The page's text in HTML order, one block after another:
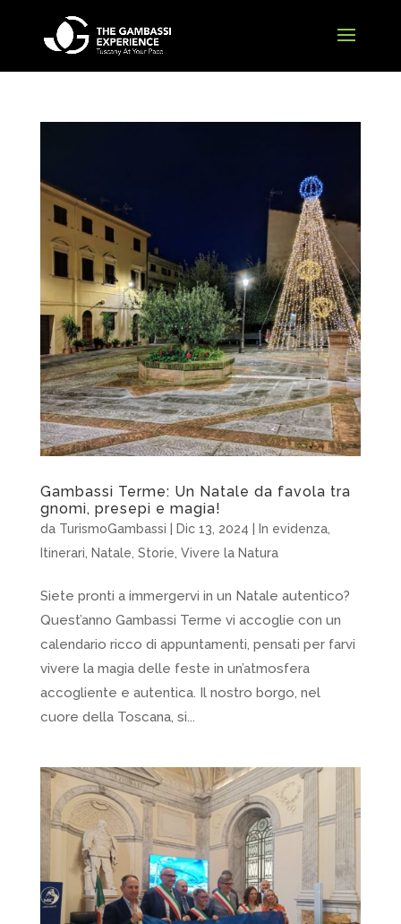
Gambassi Terme: Un Natale da favola tra
gnomi, presepi e magia!
da TurismoGambassi | Dic 13, 2024 | In evidenza,
Itinerari Natale Storie Vivere la Natura
Siete pronti a immergervi in un Natale autentico?
Quest’anno Gambassi Terme vi accoglie con un
calendario ricco di appuntamenti, pensati per farvi
vivere la magia delle feste in un’atmosfera
accogliente e autentica. Il nostro borgo, nel
cuore della Toscana, si...